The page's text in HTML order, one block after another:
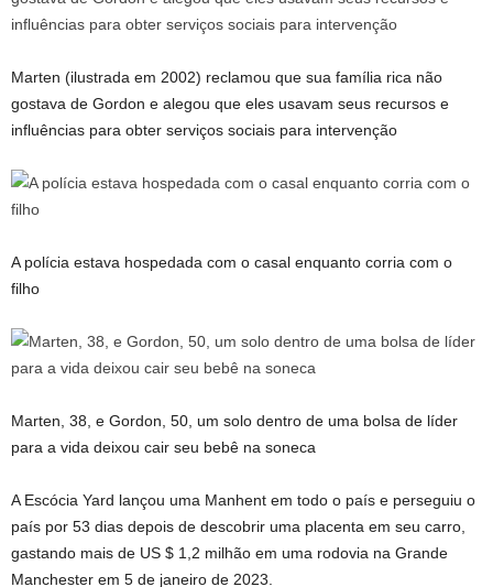
Marten (ilustrada em 2002) reclamou que sua família rica não
gostava de Gordon e alegou que eles usavam seus recursos e
influências para obter serviços sociais para intervenção
A polícia estava hospedada com o casal enquanto corria com o
filho
Marten, 38, e Gordon, 50, um solo dentro de uma bolsa de líder
para a vida deixou cair seu bebê na soneca
A Escócia Yard lançou uma Manhent em todo o país e perseguiu o
país por 53 dias depois de descobrir uma placenta em seu carro,
gastando mais de US $ 1,2 milhão em uma rodovia na Grande
Manchester em 5 de janeiro de 2023.